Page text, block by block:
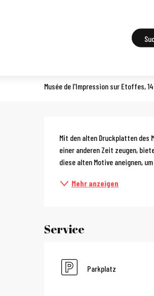
Workshop:
Musée de l'Impression sur Etoffes,
Mit den alten Druckplatten des
einer anderen Zeit zeugen,
diese alten Motive aneignen,
Mehr anzeigen
Service
Parkplatz